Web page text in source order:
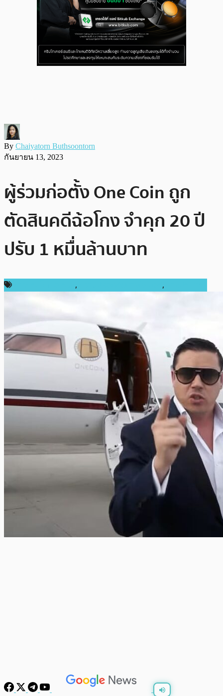
By Chaiyatorn Buthsoontorn
กันยายน 13, 2023
ผู้ร่วมก่อตั้ง One Coin ถูก
ตัดสินคดีฉ้อโกง จำคุก 20 ปี
ปรับ 1 หมื่นล้านบาท
, ,